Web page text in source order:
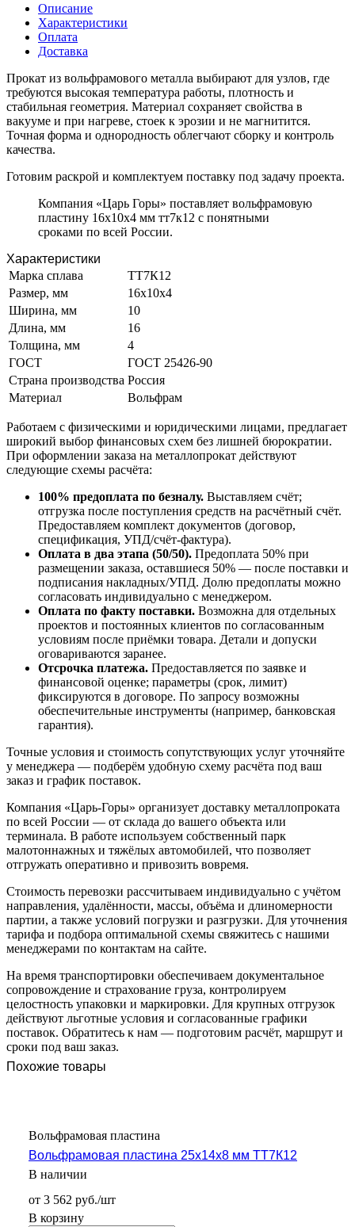
Описание
Характеристики
Оплата
Доставка
Прокат из вольфрамового металла выбирают для узлов, где
требуются высокая температура работы, плотность и
стабильная геометрия. Материал сохраняет свойства в
вакууме и при нагреве, стоек к эрозии и не магнитится.
Точная форма и однородность облегчают сборку и контроль
качества.
Готовим раскрой и комплектуем поставку под задачу проекта.
Компания «Царь Горы» поставляет вольфрамовую
пластину 16x10x4 мм тт7к12 с понятными
сроками по всей России.
Характеристики
Марка сплава
ТТ7К12
Размер, мм
16x10x4
Ширина, мм
10
Длина, мм
16
Толщина, мм
4
ГОСТ
ГОСТ 25426-90
Страна производства Россия
Материал
Вольфрам
Работаем с физическими и юридическими лицами, предлагает
широкий выбор финансовых схем без лишней бюрократии.
При оформлении заказа на металлопрокат действуют
следующие схемы расчёта:
100% предоплата по безналу. Выставляем счёт;
отгрузка после поступления средств на расчётный счёт.
Предоставляем комплект документов (договор,
спецификация, УПД/счёт-фактура).
Оплата в два этапа (50/50). Предоплата 50% при
размещении заказа, оставшиеся 50% — после поставки и
подписания накладных/УПД. Долю предоплаты можно
согласовать индивидуально с менеджером.
Оплата по факту поставки. Возможна для отдельных
проектов и постоянных клиентов по согласованным
условиям после приёмки товара. Детали и допуски
оговариваются заранее.
Отсрочка платежа. Предоставляется по заявке и
финансовой оценке; параметры (срок, лимит)
фиксируются в договоре. По запросу возможны
обеспечительные инструменты (например, банковская
гарантия).
Точные условия и стоимость сопутствующих услуг уточняйте
у менеджера — подберём удобную схему расчёта под ваш
заказ и график поставок.
Компания «Царь-Горы» организует доставку металлопроката
по всей России — от склада до вашего объекта или
терминала. В работе используем собственный парк
малотоннажных и тяжёлых автомобилей, что позволяет
отгружать оперативно и привозить вовремя.
Стоимость перевозки рассчитываем индивидуально с учётом
направления, удалённости, массы, объёма и длиномерности
партии, а также условий погрузки и разгрузки. Для уточнения
тарифа и подбора оптимальной схемы свяжитесь с нашими
менеджерами по контактам на сайте.
На время транспортировки обеспечиваем документальное
сопровождение и страхование груза, контролируем
целостность упаковки и маркировки. Для крупных отгрузок
действуют льготные условия и согласованные графики
поставок. Обратитесь к нам — подготовим расчёт, маршрут и
сроки под ваш заказ.
Похожие товары
Вольфрамовая пластина
Вольфрамовая пластина 25x14x8 мм ТТ7К12
В наличии
от 3 562 руб./шт
В корзину